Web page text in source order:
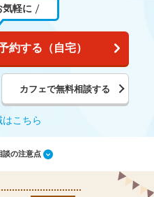
気軽に
約する（自宅）
カフェで無料相談する
こちら
の注意点